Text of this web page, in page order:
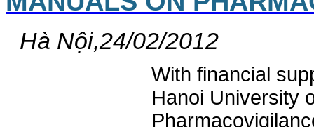
Hà Nội,24/02/2012
With financial
Hanoi University